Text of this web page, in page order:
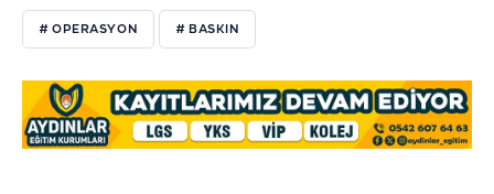
# OPERASYON # BASKIN